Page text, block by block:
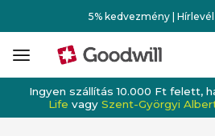
5% kedvezmény |
Ingyen szállítás 10.000 Ft felett,
Life vagy Szent-Györgyi